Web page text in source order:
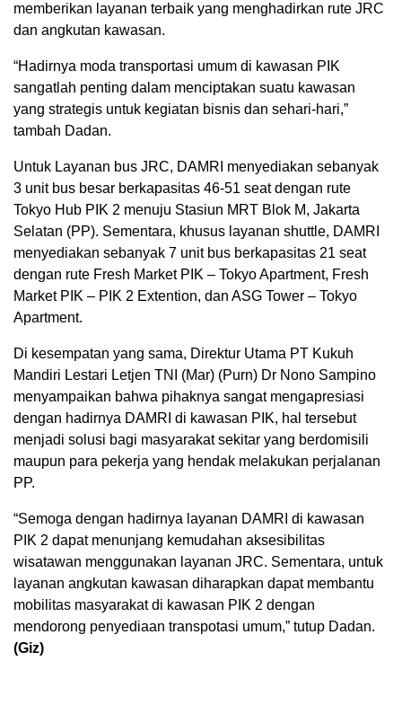
memberikan layanan terbaik yang menghadirkan rute JRC
dan angkutan kawasan.
“Hadirnya moda transportasi umum di kawasan PIK
sangatlah penting dalam menciptakan suatu kawasan
yang strategis untuk kegiatan bisnis dan sehari-hari,”
tambah Dadan.
Untuk Layanan bus JRC, DAMRI menyediakan sebanyak
3 unit bus besar berkapasitas 46-51 seat dengan rute
Tokyo Hub PIK 2 menuju Stasiun MRT Blok M, Jakarta
Selatan (PP). Sementara, khusus layanan shuttle, DAMRI
menyediakan sebanyak 7 unit bus berkapasitas 21 seat
dengan rute Fresh Market PIK – Tokyo Apartment, Fresh
Market PIK – PIK 2 Extention, dan ASG Tower – Tokyo
Apartment.
Di kesempatan yang sama, Direktur Utama PT Kukuh
Mandiri Lestari Letjen TNI (Mar) (Purn) Dr Nono Sampino
menyampaikan bahwa pihaknya sangat mengapresiasi
dengan hadirnya DAMRI di kawasan PIK, hal tersebut
menjadi solusi bagi masyarakat sekitar yang berdomisili
maupun para pekerja yang hendak melakukan perjalanan
PP.
“Semoga dengan hadirnya layanan DAMRI di kawasan
PIK 2 dapat menunjang kemudahan aksesibilitas
wisatawan menggunakan layanan JRC. Sementara, untuk
layanan angkutan kawasan diharapkan dapat membantu
mobilitas masyarakat di kawasan PIK 2 dengan
mendorong penyediaan transpotasi umum,” tutup Dadan.
(Giz)